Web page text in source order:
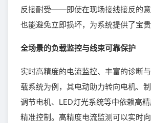
反接耐受——即使在现场接线接反的
也能避免立即损坏，为系统提供了宝
全场景的负载监控与线束可靠保护
实时高精度的电流监控、丰富的诊断
载系统为例，其电动助力转向电机、
调节电机、LED灯光系统等中依赖高
精准控制。高精度电流监测可以实时